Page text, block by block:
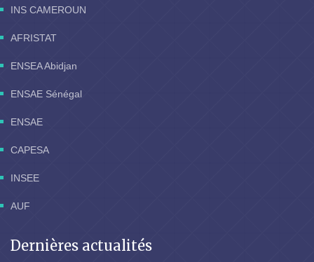
INS CAMEROUN
AFRISTAT
ENSEA Abidjan
ENSAE Sénégal
ENSAE
CAPESA
INSEE
AUF
Dernières actualités